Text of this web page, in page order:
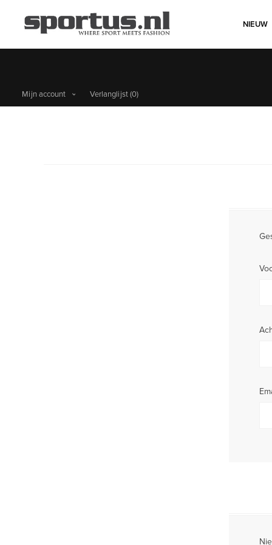
NIEUW
Mijn account Verlanglijst(0)